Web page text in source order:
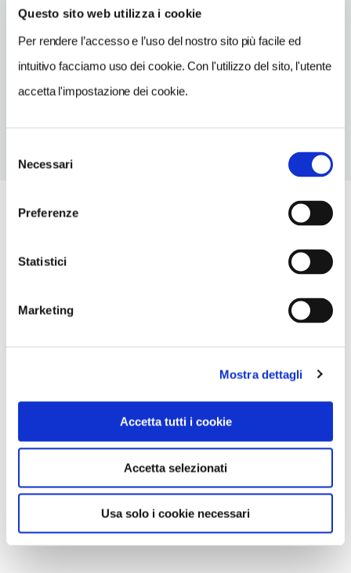
Questo sito web utilizza i cookie
Per rendere l’accesso e l’uso del nostro sito più facile ed
intuitivo facciamo uso dei cookie. Con l'utilizzo del sito, l'utente
accetta l'impostazione dei cookie.
delNecessari
Preferenze
Statistici
Marketing
Mostra dettagli
Accetta tutti i cookie
Accetta selezionati
Usa solo i cookie necessari
TELEFONO
61415457
TIPO DI CUCINA
del territori